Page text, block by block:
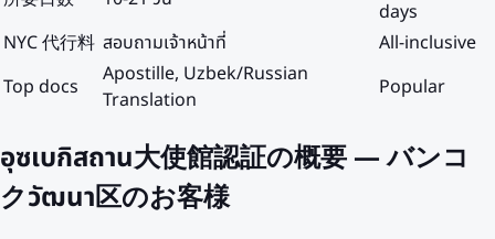
days
NYC 代行料 สอบถามเจ้าหน้าที่
All-inclusive
Top docs
Apostille, Uzbek/Russian
Translation
Popular
อุซเบกิสถาน大使館認証の概要 — バンコ
クวัฒนา区のお客様